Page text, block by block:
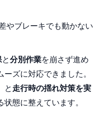
やブレーキでも動かない
と分別作業を崩さず進め
ーズに対応できました。
と 走行時の揺れ対策を実
態に整えています。